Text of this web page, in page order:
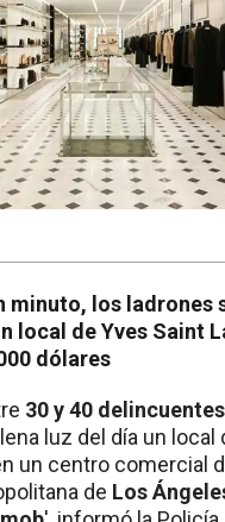
minuto, los ladrones
local de Yves Saint
dólares
30 y 40 delincuentes
luz del día un local
un centro comercial
de Los